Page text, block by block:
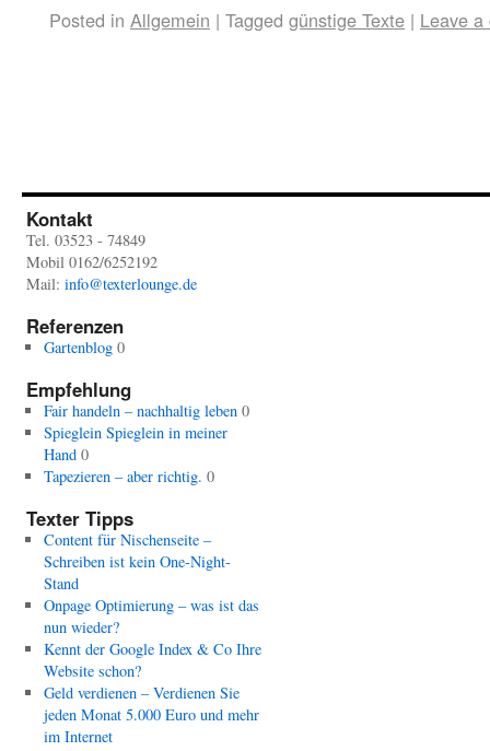
Posted in Allgemein | Tagged günstige Texte | Leave
Kontakt
Tel. 03523 - 74849
Mobil 0162/6252192
Mail: info@texterlounge.de
Referenzen
Gartenblog0
Empfehlung
Fair handeln – nachhaltig leben0
Spieglein Spieglein in meiner
Hand0
Tapezieren – aber richtig. 0
Texter Tipps
Content für Nischenseite –
Schreiben ist kein One-Night-
Stand
Onpage Optimierung – was ist das
nun wieder?
Kennt der Google Index & Co Ihre
Website schon?
Geld verdienen – Verdienen Sie
jeden Monat 5.000 Euro und mehr
im Internet